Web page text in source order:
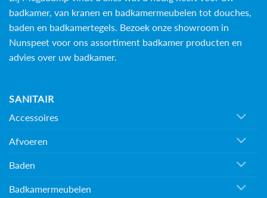
badkamer, van kranen en badkamermeubelen tot douches,
baden en badkamertegels . Bezoek onze showroom in
Nunspeet voor ons assortiment badkamer producten en
advies over uw badkamer.
SANITAIR
Accessoires
Afvoeren
Baden
Badkamermeubelen